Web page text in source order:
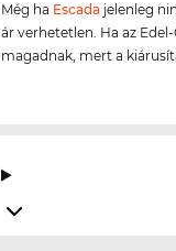
Még ha Escada jelenleg
ár verhetetlen. Ha az
magadnak, mert a